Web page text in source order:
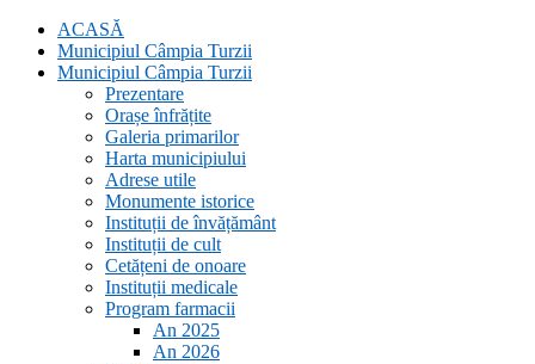
ACASĂ
Municipiul Câmpia Turzii
Municipiul Câmpia Turzii
Prezentare
Orașe înfrățite
Galeria primarilor
Harta municipiului
Adrese utile
Monumente istorice
Instituții de învățământ
Instituții de cult
Cetățeni de onoare
Instituții medicale
Program farmacii
An 2025
An 2026